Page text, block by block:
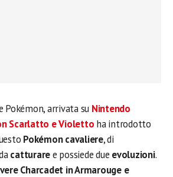
Pokémon, arrivata su Nintendo
Scarlatto e Violetto ha introdotto
Pokémon cavaliere, di
catturaree possiede due evoluzioni.
Charcadet in Armarouge e